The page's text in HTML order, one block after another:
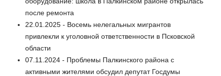
после ремонта
22.01.2025 - Восемь нелегальных мигрантов
привлекли к уголовной ответственности в Псковской
области
07.11.2024 - Проблемы Палкинского района с
активными жителями обсудил депутат Госдумы